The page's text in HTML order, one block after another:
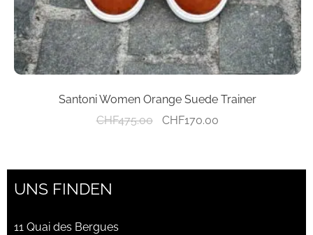
Santoni Women Orange Suede Trainer
CHF475.00
Ursprünglicher
CHF475.00
CHF170.00
CHF170.00.
gewählt
werden
UNS FINDEN
11 Quai des Bergues